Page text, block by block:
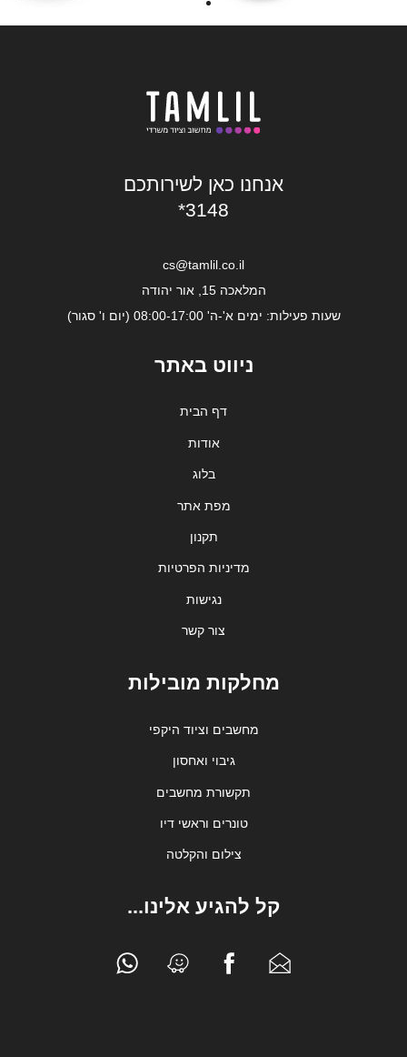
אנחנו כאן לשירותכם
*3148
cs@tamlil.co.il
המלאכה 15, אור יהודה
שעות פעילות: ימים א'-ה' 08:00-17:00 (יום ו' סגור)
ניווט באתר
דף הבית
אודות
בלוג
מפת אתר
תקנון
מדיניות הפרטיות
נגישות
צור קשר
מחלקות מובילות
מחשבים וציוד היקפי
גיבוי ואחסון
תקשורת מחשבים
טונרים וראשי דיו
צילום והקלטה
קל להגיע אלינו...